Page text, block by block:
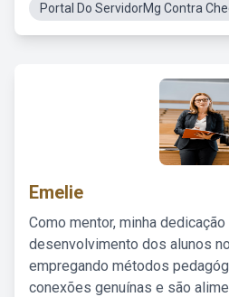
Portal Do ServidorMg Contra
Emelie
Como mentor, minha
desenvolvimento dos alunos
empregando métodos
conexões genuínas e são